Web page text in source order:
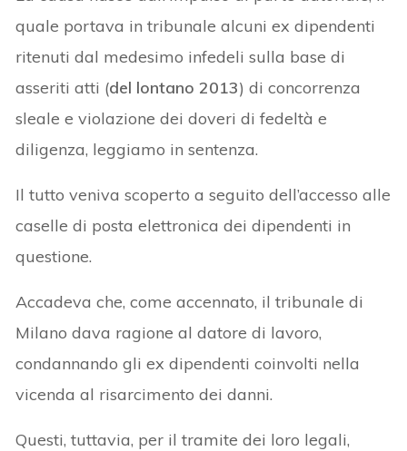
quale portava in tribunale alcuni ex dipendenti
ritenuti dal medesimo infedeli sulla base di
asseriti atti (del lontano 2013) di concorrenza
sleale e violazione dei doveri di fedeltà e
diligenza, leggiamo in sentenza.
Il tutto veniva scoperto a seguito dell’accesso alle
caselle di posta elettronica dei dipendenti in
questione.
Accadeva che, come accennato, il tribunale di
Milano dava ragione al datore di lavoro,
condannando gli ex dipendenti coinvolti nella
vicenda al risarcimento dei danni.
Questi, tuttavia, per il tramite dei loro legali,